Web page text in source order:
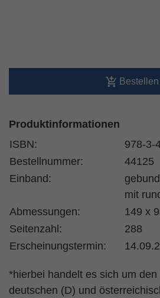
Bestellen
Produktinformationen
ISBN:
978-3-
Bestellnummer:
44125
Einband:
mit
Abmessungen:
149 x
Seitenzahl:
288
Erscheinungstermin:
*hierbei handelt es sich um den
deutschen (D) und